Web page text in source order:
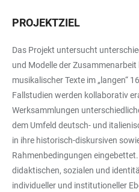
PROJEKTZIEL
Das Projekt untersucht
und Modelle der
musikalischer Texte im „langen“
Fallstudien werden kollaborativ
Werksammlungen
dem Umfeld deutsch- und
in ihre historisch-diskursiven
Rahmenbedingungen
didaktischen, sozialen und
individueller und institutioneller